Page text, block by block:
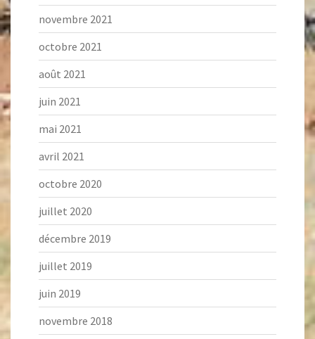
novembre 2021
octobre 2021
août 2021
juin 2021
mai 2021
avril 2021
octobre 2020
juillet 2020
décembre 2019
juillet 2019
juin 2019
novembre 2018